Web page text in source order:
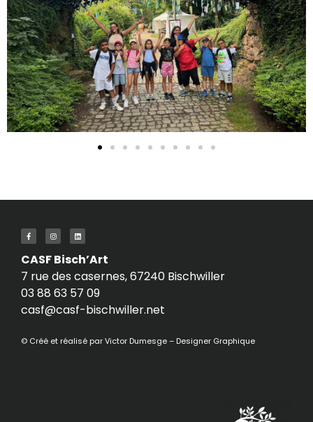
CASF Bisch’Art
7 rue des casernes, 67240 Bischwiller
03 88 63 57 09
casf@casf-bischwiller.net
© Créé et réalisé parVictor Dumesge – Designer Graphique